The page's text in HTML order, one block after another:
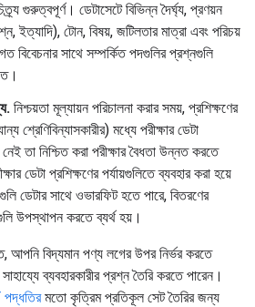
গুরুত্বপূর্ণ। ডেটাসেটে বিভিন্ন দৈর্ঘ্য, প্রণয়ন
ইত্যাদি), টোন, বিষয়, জটিলতার মাত্রা এবং পরিচয়
বিবেচনার সাথে সম্পর্কিত পদগুলির প্রশ্নগুলি
নিশ্চয়তা মূল্যায়ন পরিচালনা করার সময়, প্রশিক্ষণের
শ্রেণিবিন্যাসকারীর) মধ্যে পরীক্ষার ডেটা
তা নিশ্চিত করা পরীক্ষার বৈধতা উন্নত করতে
ডেটা প্রশিক্ষণের পর্যায়গুলিতে ব্যবহার করা হয়ে
ডেটার সাথে ওভারফিট হতে পারে, বিতরণের
উপস্থাপন করতে ব্যর্থ হয়।
আপনি বিদ্যমান পণ্য লগের উপর নির্ভর করতে
ব্যবহারকারীর প্রশ্ন তৈরি করতে পারেন।
মতো কৃত্রিম প্রতিকূল সেট তৈরির জন্য